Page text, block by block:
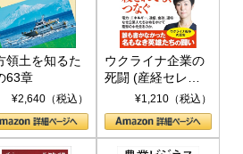
領土を知るた
63章
¥2,640（税込）
ウクライナ企業の
死闘 (産経セレク
ト S 039)¥1,210（税込）